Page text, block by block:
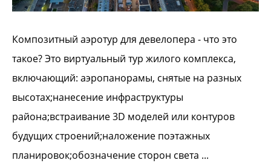
Композитный аэротур для девелопера - что это
такое? Это виртуальный тур жилого комплекса,
включающий: аэропанорамы, снятые на разных
высотах;нанесение инфраструктуры
района;встраивание 3D моделей или контуров
будущих строений;наложение поэтажных
планировок;обозначение сторон света ...